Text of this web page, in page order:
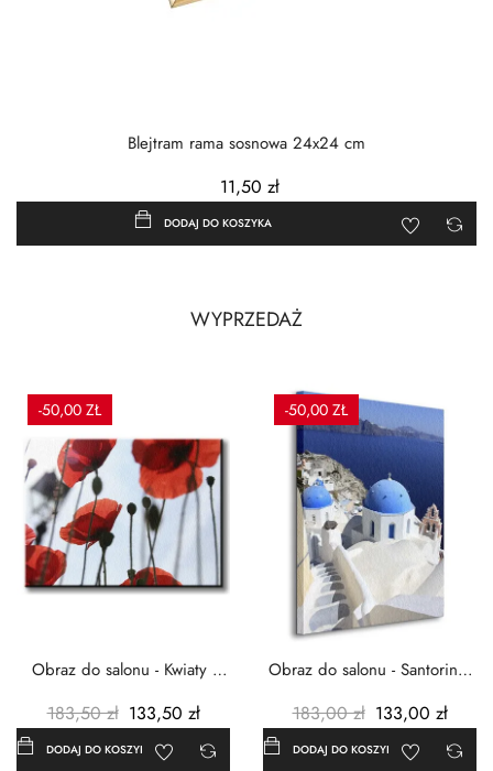
Blejtram rama sosnowa 24x24 cm
11,50 zł
DODAJ DO KOSZYKA
WYPRZEDAŻ
-50,00 ZŁ
Obraz do salonu - Kwiaty -
183,50 zł 133,50 zł
DODAJ DO KOSZYKA
-50,00 ZŁ
Obraz do salonu - Santorini -
183,00 zł 133,00 zł
DODAJ DO KOSZYKA